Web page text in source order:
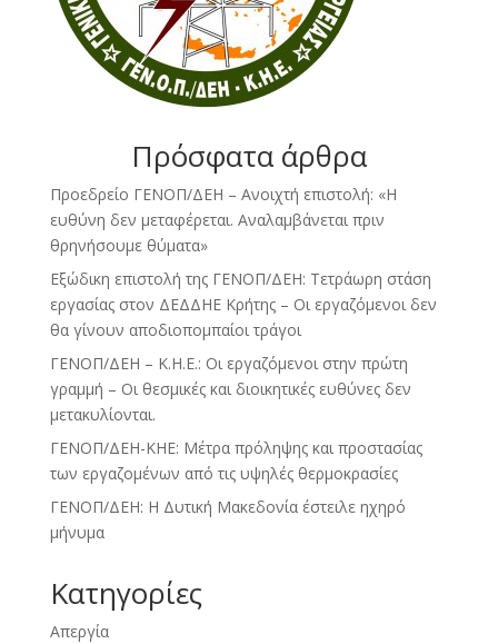
Πρόσφατα άρθρα
Προεδρείο ΓΕΝΟΠ/ΔΕΗ – Ανοιχτή επιστολή: «Η
ευθύνη δεν μεταφέρεται. Αναλαμβάνεται πριν
θρηνήσουμε θύματα»
Εξώδικη επιστολή της ΓΕΝΟΠ/ΔΕΗ: Τετράωρη στάση
εργασίας στον ΔΕΔΔΗΕ Κρήτης – Οι εργαζόμενοι δεν
θα γίνουν αποδιοπομπαίοι τράγοι
ΓΕΝΟΠ/ΔΕΗ – Κ.Η.Ε.: Οι εργαζόμενοι στην πρώτη
γραμμή – Οι θεσμικές και διοικητικές ευθύνες δεν
μετακυλίονται.
ΓΕΝΟΠ/ΔΕΗ-ΚΗΕ: Μέτρα πρόληψης και προστασίας
των εργαζομένων από τις υψηλές θερμοκρασίες
ΓΕΝΟΠ/ΔΕΗ: Η Δυτική Μακεδονία έστειλε ηχηρό
μήνυμα
Kατηγορίες
Απεργία